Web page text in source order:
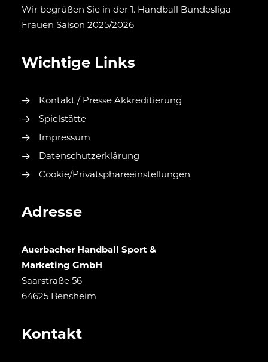
Wir begrüßen Sie in der 1. Handball Bundesliga
Frauen Saison 2025/2026
Wichtige Links
Kontakt / Presse Akkreditierung
Spielstätte
Impressum
Datenschutzerklärung
Cookie/Privatsphäreeinstellungen
Adresse
Auerbacher Handball Sport &
Marketing GmbH
Saarstraße 56
64625 Bensheim
Kontakt